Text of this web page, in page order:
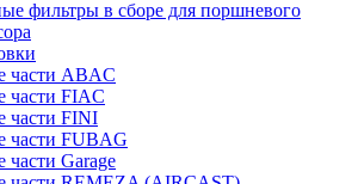
фильтры в сборе для поршневого
части ABAC
части FIAC
части FINI
части FUBAG
части Garage